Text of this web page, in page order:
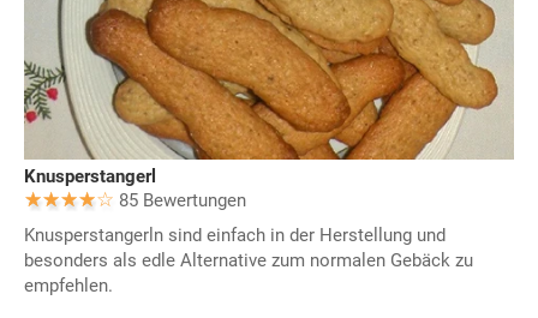
Knusperstangerl
85 Bewertungen
Knusperstangerln sind einfach in der Herstellung und
besonders als edle Alternative zum normalen Gebäck zu
empfehlen.